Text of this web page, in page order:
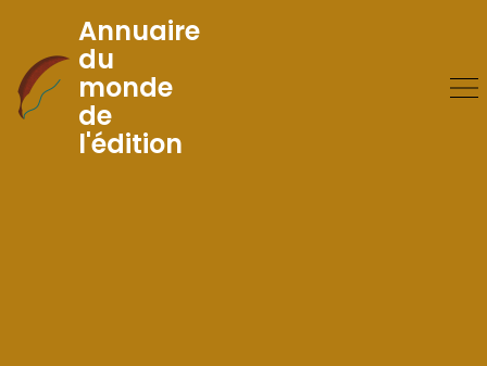
Skip
to
Content
Annuaire
du
monde
de
l'édition